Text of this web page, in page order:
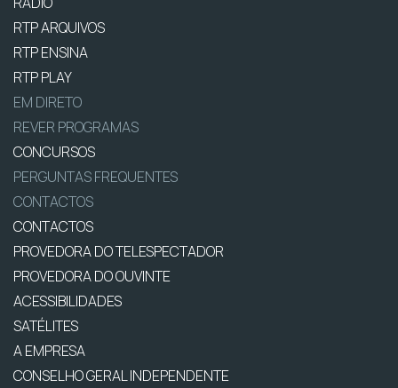
RTP ARQUIVOS
RTP ENSINA
RTP PLAY
EM DIRETO
REVER PROGRAMAS
CONCURSOS
PERGUNTAS FREQUENTES
CONTACTOS
CONTACTOS
PROVEDORA DO TELESPECTADOR
PROVEDORA DO OUVINTE
ACESSIBILIDADES
SATÉLITES
A EMPRESA
CONSELHO GERAL INDEPENDENTE